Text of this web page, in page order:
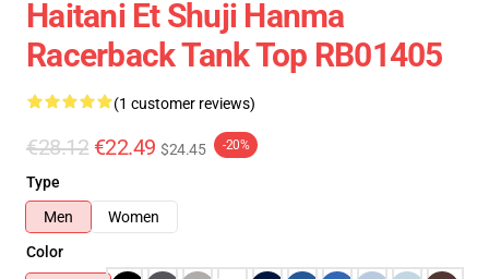
Haitani Et Shuji Hanma
Racerback Tank Top RB01405
(1 customer reviews)
€28.12 €22.49 $24.45 -20%
Type
Men
Women
Color